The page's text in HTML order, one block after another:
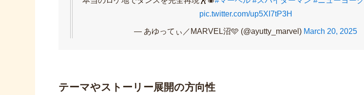
pic.twitter.com/up5XI7tP3H
— あゆってぃ／MARVEL沼🩵 (@ayutty_marvel) March 20, 2025
テーマやストーリー展開の方向性